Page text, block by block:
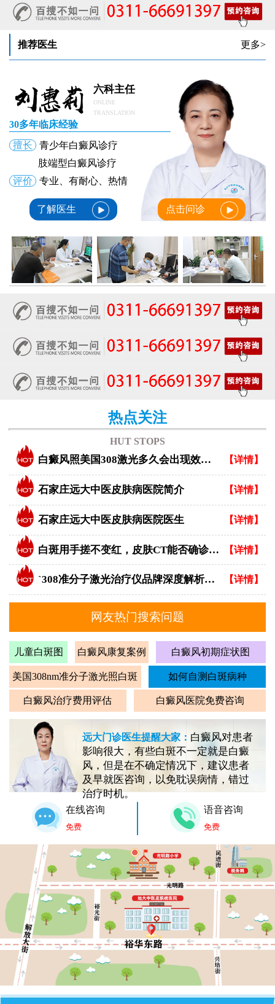
推荐医生 更多>
六科主任
ONLINE
TRANSLATION
30多年临床经验
擅长
青少年白癜风诊疗
肢端型白癜风诊疗
评价
专业、有耐心、热情
了解医生 点击问诊
热点关注
HUT STOPS
白癜风照美国308激光多久会出现效果？ 【详情】
石家庄远大中医皮肤病医院简介 【详情】
石家庄远大中医皮肤病医院医生 【详情】
白斑用手搓不变红，皮肤CT能否确诊白癜风？ 【详情】
`308准分子激光治疗仪品牌深度解析：专业视角下的优选指南` 【详情】
网友热门搜索问题
儿童白斑图 白癜风康复案例 白癜风初期症状图
美国308nm准分子激光照白斑 如何自测白斑病种
白癜风治疗费用评估 白癜风医院免费咨询
远大门诊医生提醒大家： 白癜风对患者
影响很大，有些白斑不一定就是白癜
风，但是在不确定情况下，建议患者
及早就医咨询，以免耽误病情，错过
治疗时机。
在线咨询
免费
语音咨询
免费